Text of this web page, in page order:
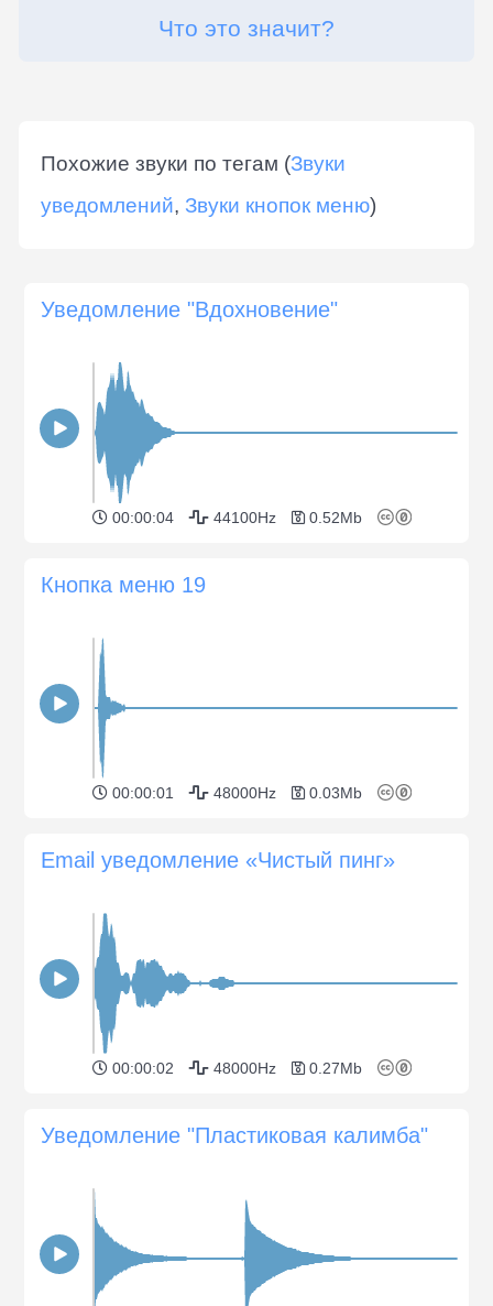
Что это значит?
Похожие звуки по тегам (Звуки
уведомлений, Звуки кнопок меню)
Уведомление "Вдохновение"
00:00:04 44100Hz 0.52Mb
Кнопка меню 19
00:00:01 48000Hz 0.03Mb
Email уведомление «Чистый пинг»
00:00:02 48000Hz 0.27Mb
Уведомление "Пластиковая калимба"